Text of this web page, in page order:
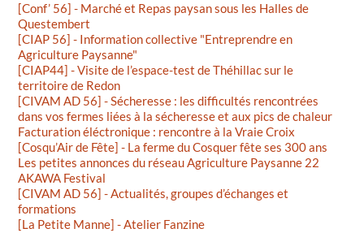
[Conf’ 56] - Marché et Repas paysan sous les Halles de
Questembert
[CIAP 56] - Information collective "Entreprendre en
Agriculture Paysanne"
[CIAP44] - Visite de l’espace-test de Théhillac sur le
territoire de Redon
[CIVAM AD 56] - Sécheresse : les difficultés rencontrées
dans vos fermes liées à la sécheresse et aux pics de chaleur
Facturation éléctronique : rencontre à la Vraie Croix
[Cosqu’Air de Fête] - La ferme du Cosquer fête ses 300 ans
Les petites annonces du réseau Agriculture Paysanne 22
AKAWA Festival
[CIVAM AD 56] - Actualités, groupes d’échanges et
formations
[La Petite Manne] - Atelier Fanzine